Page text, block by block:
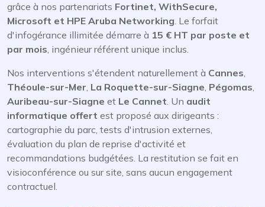
grâce à nos partenariats Fortinet, WithSecure,
Microsoft et HPE Aruba Networking. Le forfait
d'infogérance illimitée démarre à 15 € HT par poste et
par mois, ingénieur référent unique inclus.
Nos interventions s'étendent naturellement à Cannes,
Théoule-sur-Mer, La Roquette-sur-Siagne, Pégomas,
Auribeau-sur-Siagne et Le Cannet. Un audit
informatique offert est proposé aux dirigeants :
cartographie du parc, tests d'intrusion externes,
évaluation du plan de reprise d'activité et
recommandations budgétées. La restitution se fait en
visioconférence ou sur site, sans aucun engagement
contractuel.